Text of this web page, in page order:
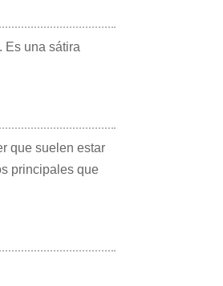
Es una sátira
que suelen estar
principales que